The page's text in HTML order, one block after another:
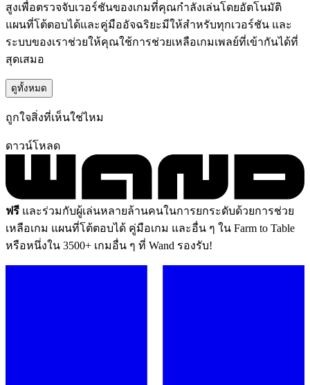
สูงเพื่อตรวจจับเวอร์ชันของเกมที่คุณกำลังเล่นโดยอัตโนมัติ
แผนที่โต้ตอบได้และคู่มืออัจฉริยะมีให้สำหรับทุกเวอร์ชัน และ
ระบบของเราช่วยให้คุณใช้การช่วยเหลือเกมเพลย์ที่เข้ากันได้ที่
สุดเสมอ
ดูทั้งหมด
ถูกใจสิ่งที่เห็นใช่ไหม
ดาวน์โหลด
ฟรี และร่วมกับผู้เล่นหลายล้านคนในการยกระดับด้วยการช่วย
เหลือเกม แผนที่โต้ตอบได้ คู่มือเกม และอื่น ๆ ใน Farm to Table
หรือหนึ่งใน 3500+ เกมอื่น ๆ ที่ Wand รองรับ!